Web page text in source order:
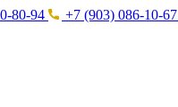
80-94 +7 (903) 086-10-67